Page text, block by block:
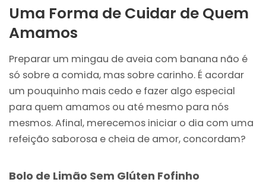
Uma Forma de Cuidar de Quem
Amamos
Preparar um mingau de aveia com banana não é
só sobre a comida, mas sobre carinho. É acordar
um pouquinho mais cedo e fazer algo especial
para quem amamos ou até mesmo para nós
mesmos. Afinal, merecemos iniciar o dia com uma
refeição saborosa e cheia de amor, concordam?
Bolo de Limão Sem Glúten Fofinho